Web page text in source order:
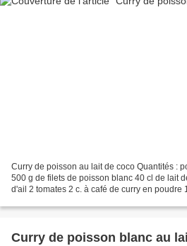
Curry de poisson au lait de coco Quantités :
500 g de filets de poisson blanc 40 cl de lait
d'ail 2 tomates 2 c. à café de curry en poudre
Curry de poisson blanc au